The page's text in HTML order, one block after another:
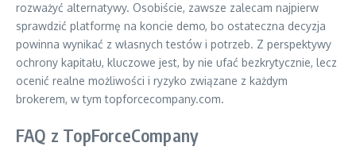
rozważyć alternatywy. Osobiście, zawsze zalecam najpierw
sprawdzić platformę na koncie demo, bo ostateczna decyzja
powinna wynikać z własnych testów i potrzeb. Z perspektywy
ochrony kapitału, kluczowe jest, by nie ufać bezkrytycznie, lecz
ocenić realne możliwości i ryzyko związane z każdym
brokerem, w tym topforcecompany.com.
FAQ z TopForceCompany